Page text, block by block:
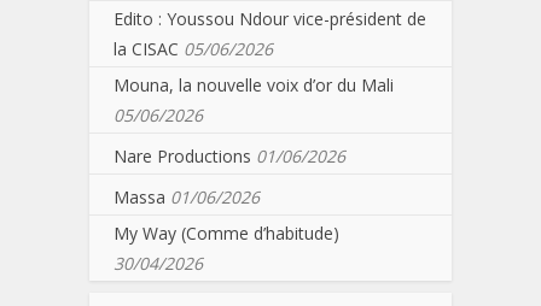
Edito : Youssou Ndour vice-président de
la CISAC 05/06/2026
Mouna, la nouvelle voix d’or du Mali
05/06/2026
Nare Productions 01/06/2026
Massa 01/06/2026
My Way (Comme d’habitude)
30/04/2026